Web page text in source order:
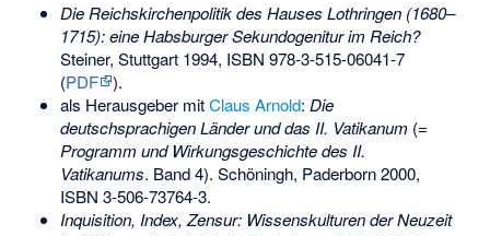
Die Reichskirchenpolitik des Hauses Lothringen (1680–
1715): eine Habsburger Sekundogenitur im Reich?
Steiner, Stuttgart 1994, ISBN 978-3-515-06041-7
(PDF
).
als Herausgeber mitClaus Arnold: Die
deutschsprachigen Länder und das II. Vatikanum (=
Programm und Wirkungsgeschichte des II.
Vatikanums. Band 4). Schöningh, Paderborn 2000,
ISBN 3-506-73764-3.
Inquisition, Index, Zensur: Wissenskulturen der Neuzeit